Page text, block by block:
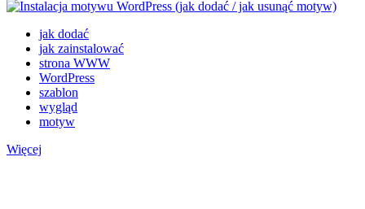
jak dodać
jak zainstalować
strona WWW
WordPress
szablon
wygląd
motyw
Więcej